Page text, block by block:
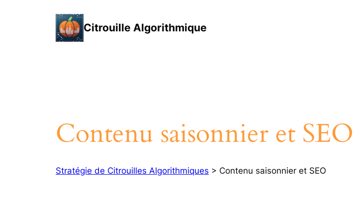
Citrouille Algorithmique
Contenu saisonnier et SEO
Stratégie de Citrouilles Algorithmiques > Contenu saisonnier et SEO